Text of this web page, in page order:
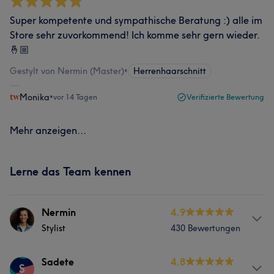
Super kompetente und sympathische Beratung :) alle im
Store sehr zuvorkommend! Ich komme sehr gern wieder.
🤞🏼
Gestylt von Nermin (Master)• Herrenhaarschnitt
Monika•vor 14 Tagen Verifizierte Bewertung
Mehr anzeigen...
Lerne das Team kennen
Nermin
Stylist
4.9
430 Bewertungen
Services
S Sadete 4.8